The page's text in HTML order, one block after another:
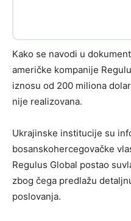
Kako se navodi u
američke kompanije
iznosu od 200 miliona
nije realizovana.
Ukrajinske institucije su
bosanskohercegovačke
Regulus Global postao
zbog čega predlažu
poslovanja.